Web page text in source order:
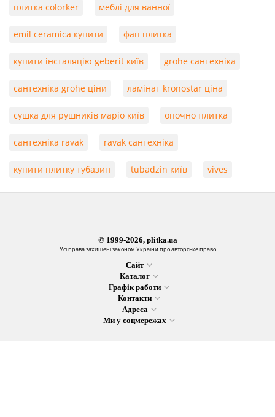
плитка colorker меблі для ванної
emil ceramica купити фап плитка
купити інсталяцію geberit київ grohe сантехніка
сантехніка grohe ціни ламінат kronostar ціна
сушка для рушників маріо київ опочно плитка
сантехніка ravak ravak сантехніка
купити плитку тубазин tubadzin київ vives
© 1999-2026, plitka.ua
Усі права захищені законом України про авторське право
Сайт
Каталог
Графік работи
Контакти
Адреса
Ми у соцмережах